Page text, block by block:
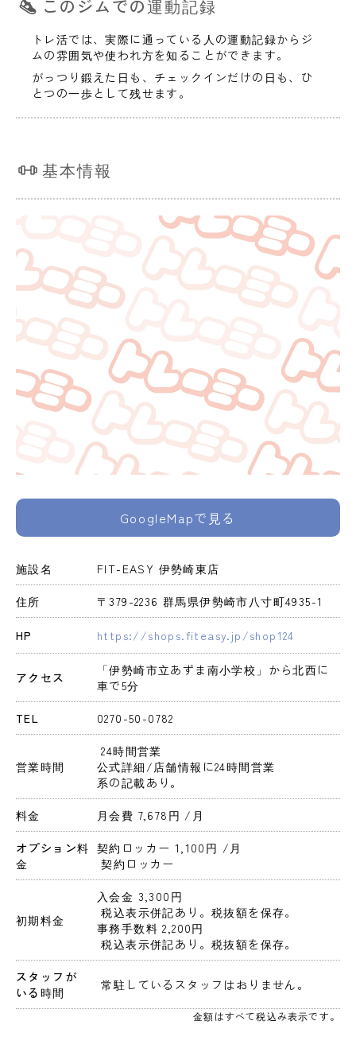
このジムでの運動記録
トレ活では、実際に通っている人の運動記録からジ
ムの雰囲気や使われ方を知ることができます。
がっつり鍛えた日も、チェックインだけの日も、ひ
とつの一歩として残せます。
基本情報
GoogleMapで見る
施設名 FIT-EASY 伊勢崎東店
住所 〒379-2236 群馬県伊勢崎市八寸町4935-1
HP https://shops.fiteasy.jp/shop124
アクセス
「伊勢崎市立あずま南小学校」から北西に
車で5分
TEL 0270-50-0782
営業時間
24時間営業
公式詳細/店舗情報に24時間営業
系の記載あり。
料金 月会費 7,678円 /月
オプション料
金
契約ロッカー 1,100円 /月
契約ロッカー
初期料金
入会金 3,300円
税込表示併記あり。税抜額を保存。
事務手数料 2,200円
税込表示併記あり。税抜額を保存。
スタッフが
いる時間
常駐しているスタッフはおりません。
金額はすべて税込み表示です。